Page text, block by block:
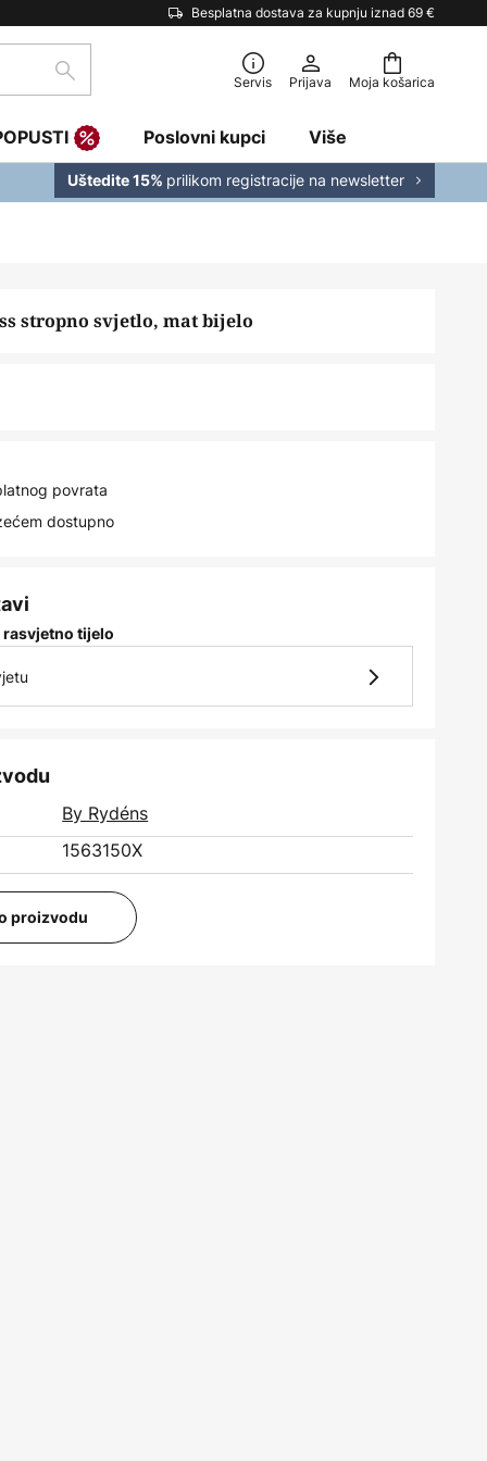
Besplatna dostava za kupnju iznad 69 €
Moja košarica
traži Servis Prijava
Poslovni kupci Više
Uštedite 15% prilikom registracije na newsletter
stropno svjetlo, mat bijelo
povrata
dostupno
tijelo
By Rydéns
1563150X
proizvodu